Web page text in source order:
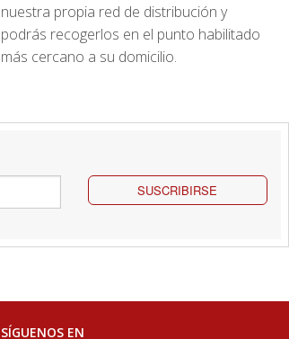
nuestra propia red de distribución y
podrás recogerlos en el punto habilitado
más cercano a su domicilio.
SUSCRIBIRSE
SÍGUENOS EN